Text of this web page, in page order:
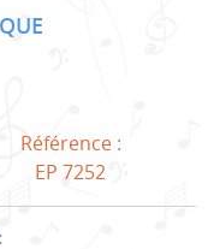
Référence :
EP 7252